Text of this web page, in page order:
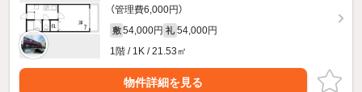
（管理費6,000円）
敷 54,000円 礼 54,000円
1階 / 1K / 21.53㎡
物件詳細を見る